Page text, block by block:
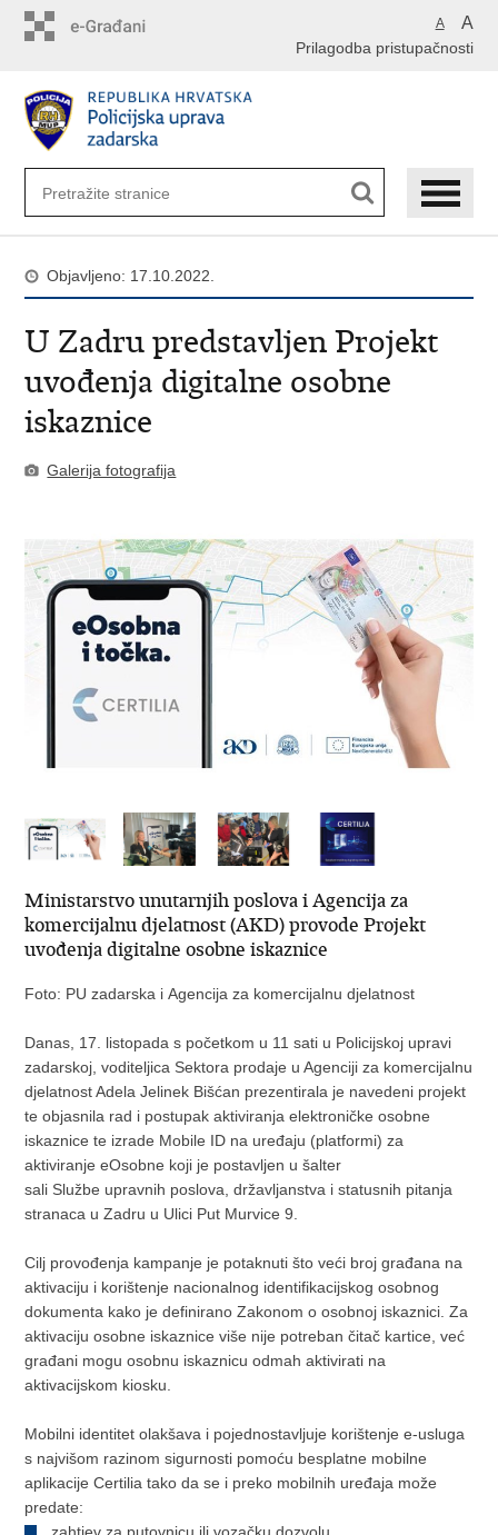
A A
Prilagodba pristupačnosti
Objavljeno: 17.10.2022.
U Zadru predstavljen Projekt
uvođenja digitalne osobne
iskaznice
Galerija fotografija
Ministarstvo unutarnjih poslova i Agencija za
komercijalnu djelatnost (AKD) provode Projekt
uvođenja digitalne osobne iskaznice
Foto: PU zadarska i Agencija za komercijalnu djelatnost
Danas, 17. listopada s početkom u 11 sati u Policijskoj upravi
zadarskoj, voditeljica Sektora prodaje u Agenciji za komercijalnu
djelatnost Adela Jelinek Bišćan prezentirala je navedeni projekt
te objasnila rad i postupak aktiviranja elektroničke osobne
iskaznice te izrade Mobile ID na uređaju (platformi) za
aktiviranje eOsobne koji je postavljen u šalter
sali Službe upravnih poslova, državljanstva i statusnih pitanja
stranaca u Zadru u Ulici Put Murvice 9.
Cilj provođenja kampanje je potaknuti što veći broj građana na
aktivaciju i korištenje nacionalnog identifikacijskog osobnog
dokumenta kako je definirano Zakonom o osobnoj iskaznici. Za
aktivaciju osobne iskaznice više nije potreban čitač kartice, već
građani mogu osobnu iskaznicu odmah aktivirati na
aktivacijskom kiosku.
Mobilni identitet olakšava i pojednostavljuje korištenje e-usluga
s najvišom razinom sigurnosti pomoću besplatne mobilne
aplikacije Certilia tako da se i preko mobilnih uređaja može
predate: